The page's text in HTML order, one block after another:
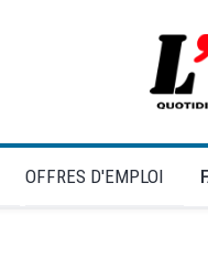
OFFRES D'EMPLOI